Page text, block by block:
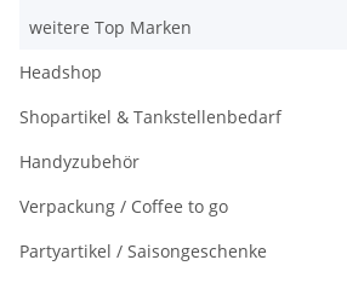
weitere Top Marken
Headshop
Shopartikel & Tankstellenbedarf
Handyzubehör
Verpackung / Coffee to go
Partyartikel / Saisongeschenke